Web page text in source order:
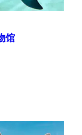
馆